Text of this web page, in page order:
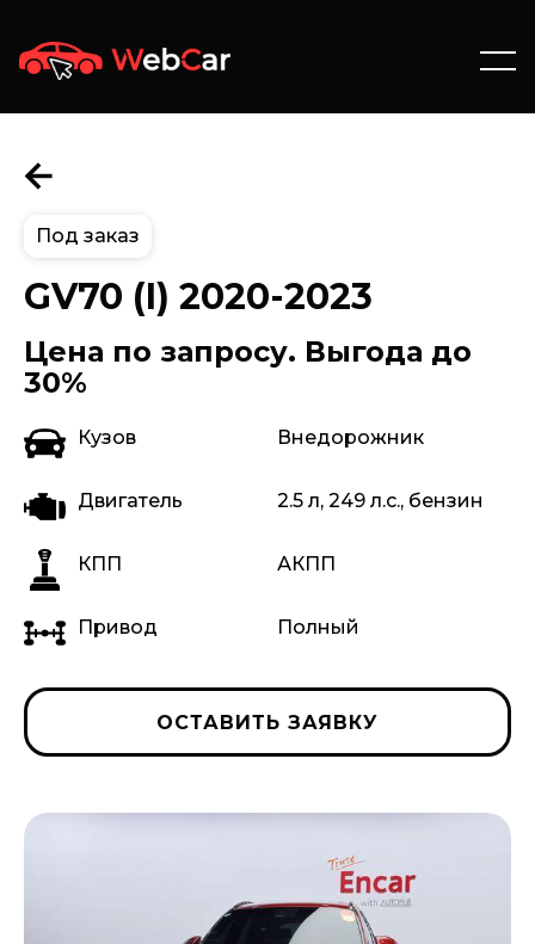
Под заказ
GV70 (I) 2020-2023
Цена по запросу. Выгода до
30%
Кузов Внедорожник
Двигатель 2.5 л, 249 л.с., бензин
КПП АКПП
Привод Полный
ОСТАВИТЬ ЗАЯВКУ